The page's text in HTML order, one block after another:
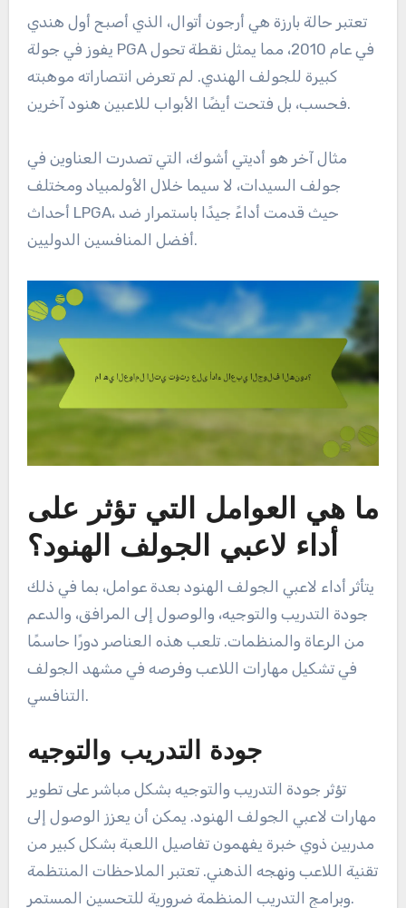
تعتبر حالة بارزة هي أرجون أتوال، الذي أصبح أول هندي
يفوز في جولة PGA في عام 2010، مما يمثل نقطة تحول
كبيرة للجولف الهندي. لم تعرض انتصاراته موهبته
فحسب، بل فتحت أيضًا الأبواب للاعبين هنود آخرين.
مثال آخر هو أديتي أشوك، التي تصدرت العناوين في
جولف السيدات، لا سيما خلال الأولمبياد ومختلف
أحداث LPGA، حيث قدمت أداءً جيدًا باستمرار ضد
أفضل المنافسين الدوليين.
ما هي العوامل التي تؤثر على
أداء لاعبي الجولف الهنود؟
يتأثر أداء لاعبي الجولف الهنود بعدة عوامل، بما في ذلك
جودة التدريب والتوجيه، والوصول إلى المرافق، والدعم
من الرعاة والمنظمات. تلعب هذه العناصر دورًا حاسمًا
في تشكيل مهارات اللاعب وفرصه في مشهد الجولف
التنافسي.
جودة التدريب والتوجيه
تؤثر جودة التدريب والتوجيه بشكل مباشر على تطوير
مهارات لاعبي الجولف الهنود. يمكن أن يعزز الوصول إلى
مدربين ذوي خبرة يفهمون تفاصيل اللعبة بشكل كبير من
تقنية اللاعب ونهجه الذهني. تعتبر الملاحظات المنتظمة
وبرامج التدريب المنظمة ضرورية للتحسين المستمر.